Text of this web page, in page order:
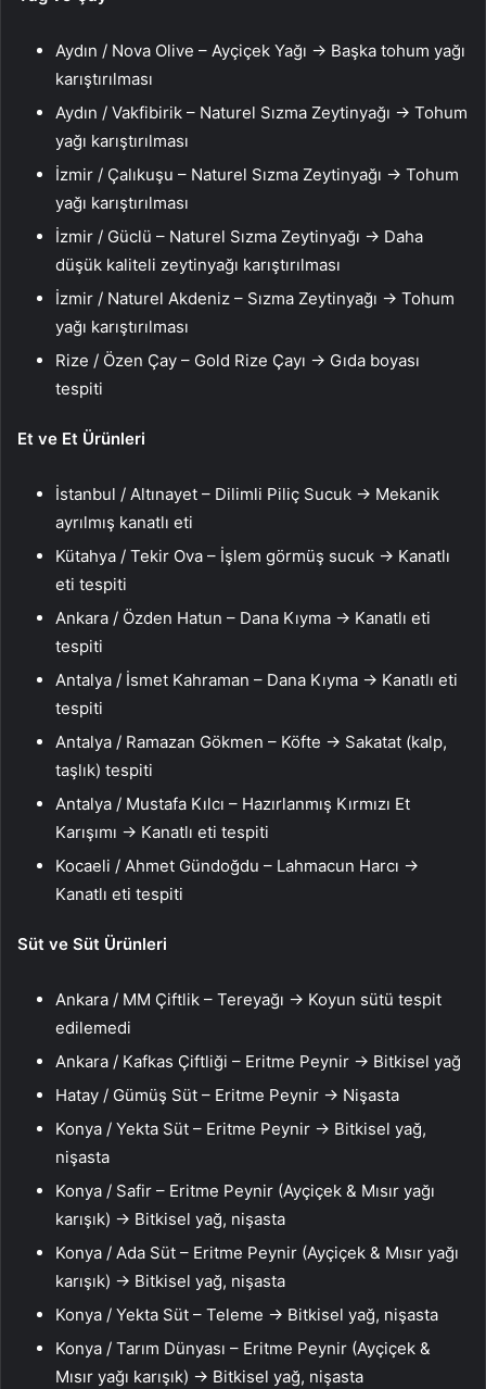
Aydın / Nova Olive – Ayçiçek Yağı → Başka tohum yağı
karıştırılması
Aydın / Vakfibirik – Naturel Sızma Zeytinyağı → Tohum
yağı karıştırılması
İzmir / Çalıkuşu – Naturel Sızma Zeytinyağı → Tohum
yağı karıştırılması
İzmir / Güclü – Naturel Sızma Zeytinyağı → Daha
düşük kaliteli zeytinyağı karıştırılması
İzmir / Naturel Akdeniz – Sızma Zeytinyağı → Tohum
yağı karıştırılması
Rize / Özen Çay – Gold Rize Çayı → Gıda boyası
tespiti
Et ve Et Ürünleri
İstanbul / Altınayet – Dilimli Piliç Sucuk → Mekanik
ayrılmış kanatlı eti
Kütahya / Tekir Ova – İşlem görmüş sucuk → Kanatlı
eti tespiti
Ankara / Özden Hatun – Dana Kıyma → Kanatlı eti
tespiti
Antalya / İsmet Kahraman – Dana Kıyma → Kanatlı eti
tespiti
Antalya / Ramazan Gökmen – Köfte → Sakatat (kalp,
taşlık) tespiti
Antalya / Mustafa Kılcı – Hazırlanmış Kırmızı Et
Karışımı → Kanatlı eti tespiti
Kocaeli / Ahmet Gündoğdu – Lahmacun Harcı →
Kanatlı eti tespiti
Süt ve Süt Ürünleri
Ankara / MM Çiftlik – Tereyağı → Koyun sütü tespit
edilemedi
Ankara / Kafkas Çiftliği – Eritme Peynir → Bitkisel yağ
Hatay / Gümüş Süt – Eritme Peynir → Nişasta
Konya / Yekta Süt – Eritme Peynir → Bitkisel yağ,
nişasta
Konya / Safir – Eritme Peynir (Ayçiçek & Mısır yağı
karışık) → Bitkisel yağ, nişasta
Konya / Ada Süt – Eritme Peynir (Ayçiçek & Mısır yağı
karışık) → Bitkisel yağ, nişasta
Konya / Yekta Süt – Teleme → Bitkisel yağ, nişasta
Konya / Tarım Dünyası – Eritme Peynir (Ayçiçek &
Mısır yağı karışık) → Bitkisel yağ, nişasta